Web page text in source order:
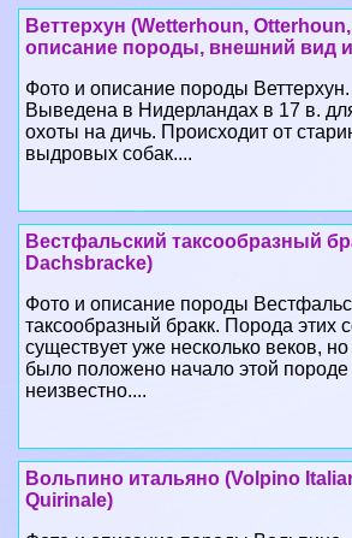
Веттерхун (Wetterhoun,
описание породы, внешний вид
Фото и описание породы Веттерхун.
Выведена в Нидерландах в 17 в.
охоты на дичь. Происходит от
выдровых собак....
Вестфальский таксообразный
Dachsbracke)
Фото и описание породы
таксообразный бpaкк. Порода этих
существует уже несколько веков, но
было положено начало этой породе
неизвестно....
Вольпино итальяно (Volpino
Quirinale)